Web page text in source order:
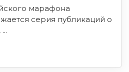
марафона
серия публикаций о